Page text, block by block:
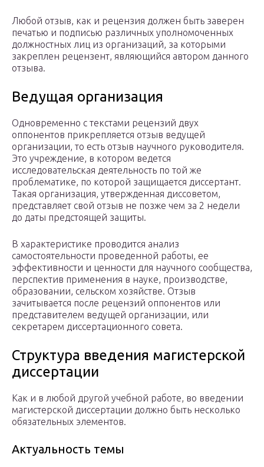
Любой отзыв, как и рецензия должен быть заверен
печатью и подписью различных уполномоченных
должностных лиц из организаций, за которыми
закреплен рецензент, являющийся автором данного
отзыва.
Ведущая организация
Одновременно с текстами рецензий двух
оппонентов прикрепляется отзыв ведущей
организации, то есть отзыв научного руководителя.
Это учреждение, в котором ведется
исследовательская деятельность по той же
проблематике, по которой защищается диссертант.
Такая организация, утвержденная диссоветом,
представляет свой отзыв не позже чем за 2 недели
до даты предстоящей защиты.
В характеристике проводится анализ
самостоятельности проведенной работы, ее
эффективности и ценности для научного сообщества,
перспектив применения в науке, производстве,
образовании, сельском хозяйстве. Отзыв
зачитывается после рецензий оппонентов или
представителем ведущей организации, или
секретарем диссертационного совета.
Структура введения магистерской
диссертации
Как и в любой другой учебной работе, во введении
магистерской диссертации должно быть несколько
обязательных элементов.
Актуальность темы